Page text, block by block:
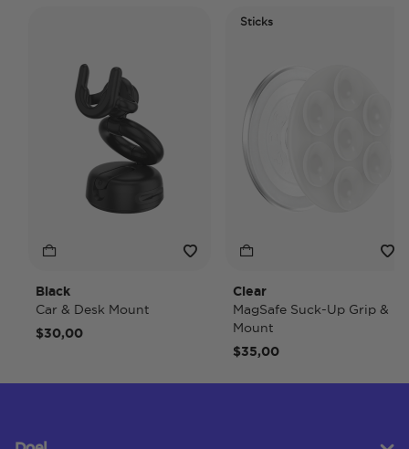
Black
Car & Desk Mount
$30,00
Sticks
Clear
MagSafe Suck-Up Grip &
Mount
$35,00